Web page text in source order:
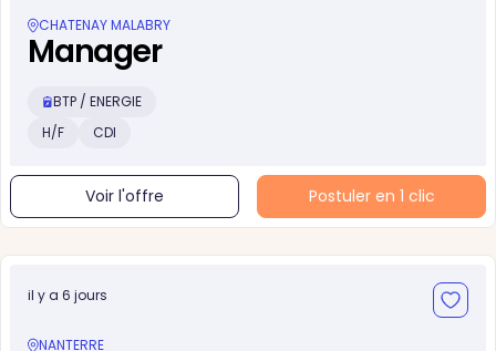
CHATENAY MALABRY
Manager
BTP / ENERGIE
H/F
CDI
Voir l'offre Postuler en 1 clic
il y a 6 jours
NANTERRE